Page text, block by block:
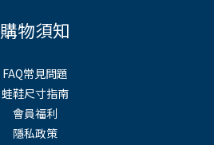
購物須知
FAQ常見問題
蛙鞋尺寸指南
會員福利
隱私政策